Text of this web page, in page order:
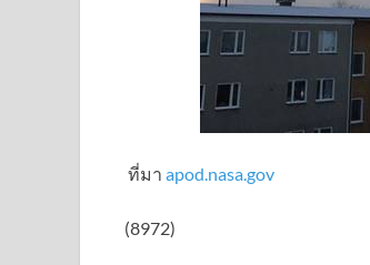
ที่มา apod.nasa.gov
(8972)